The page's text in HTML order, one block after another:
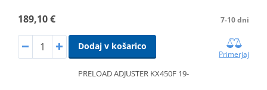
189,10 € 7-10 dni
Dodaj v košarico
Primerjaj
PRELOAD ADJUSTER KX450F 19-